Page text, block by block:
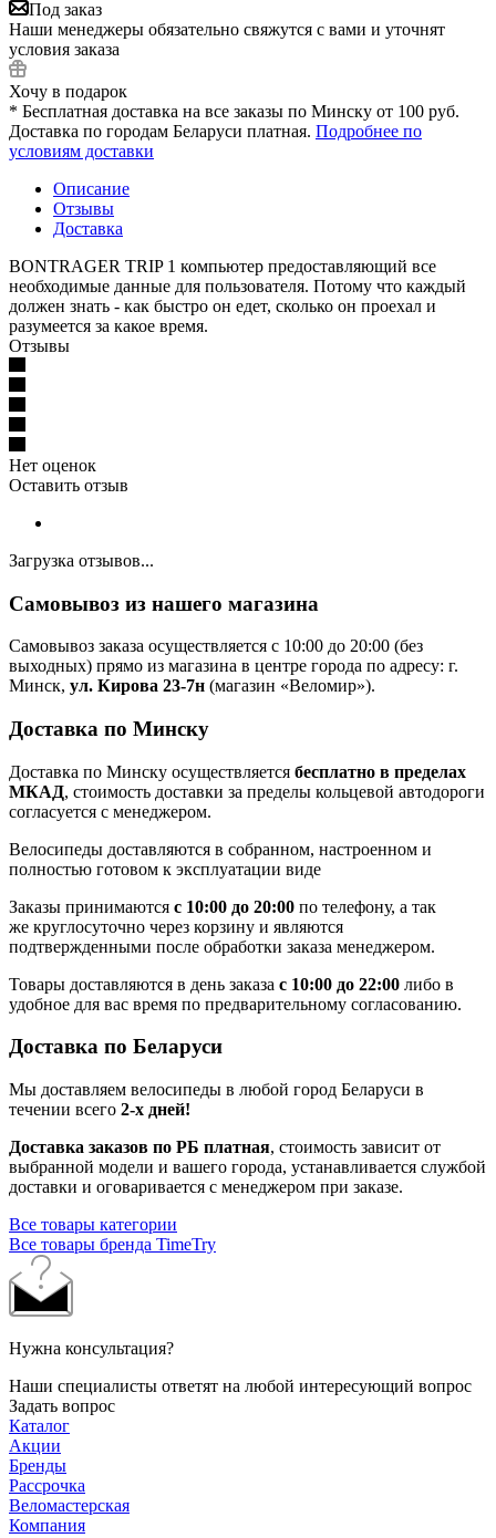
Под заказ
Наши менеджеры обязательно свяжутся с вами и уточнят
условия заказа
Хочу в подарок
* Бесплатная доставка на все заказы по Минску от 100 руб.
Доставка по городам Беларуси платная. Подробнее по
условиям доставки
Описание
Отзывы
Доставка
BONTRAGER TRIP 1 компьютер предоставляющий все
необходимые данные для пользователя. Потому что каждый
должен знать - как быстро он едет, сколько он проехал и
разумеется за какое время.
Отзывы
Нет оценок
Оставить отзыв
Загрузка отзывов...
Самовывоз из нашего магазина
Самовывоз заказа осуществляется с 10:00 до 20:00 (без
выходных) прямо из магазина в центре города по адресу: г.
Минск, ул. Кирова 23-7н (магазин «Веломир»).
Доставка по Минску
Доставка по Минску осуществляется бесплатно в пределах
МКАД, стоимость доставки за пределы кольцевой автодороги
согласуется с менеджером.
Велосипеды доставляются в собранном, настроенном и
полностью готовом к эксплуатации виде
Заказы принимаются с 10:00 до 20:00 по телефону, а так
же круглосуточно через корзину и являются
подтвержденными после обработки заказа менеджером.
Товары доставляются в день заказа с 10:00 до 22:00 либо в
удобное для вас время по предварительному согласованию.
Доставка по Беларуси
Мы доставляем велосипеды в любой город Беларуси в
течении всего 2-х дней!
Доставка заказов по РБ платная, стоимость зависит от
выбранной модели и вашего города, устанавливается службой
доставки и оговаривается с менеджером при заказе.
Все товары категории
Все товары бренда TimeTry
Нужна консультация?
Наши специалисты ответят на любой интересующий вопрос
Задать вопрос
Каталог
Акции
Бренды
Рассрочка
Веломастерская
Компания